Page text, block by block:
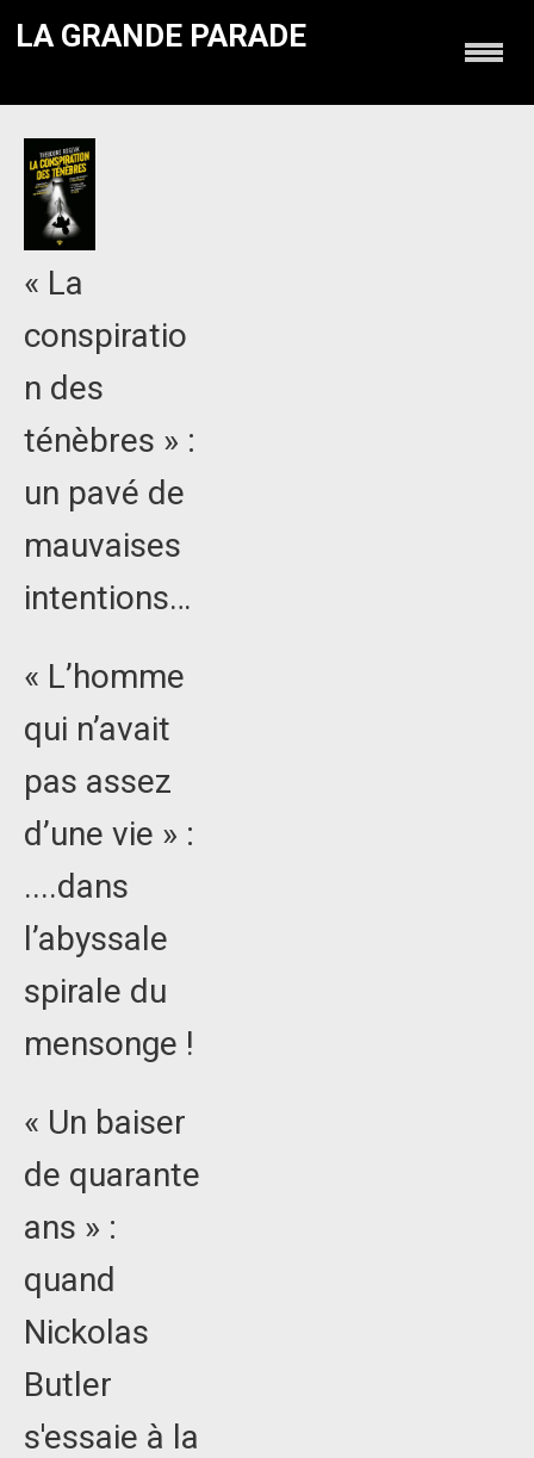
LA GRANDE PARADE
« La
conspiratio
n des
ténèbres » :
un pavé de
mauvaises
intentions…
« L’homme
qui n’avait
pas assez
d’une vie » :
....dans
l’abyssale
spirale du
mensonge !
« Un baiser
de quarante
ans » :
quand
Nickolas
Butler
s'essaie à la